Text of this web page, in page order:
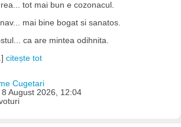
tot mai bun e cozonacul.
mai bine bogat si sanatos.
ca are mintea odihnita.
citește tot
Cugetari
August 2026, 12:04